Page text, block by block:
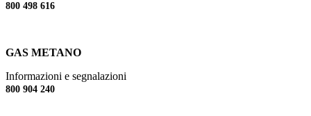
800 498 616
GAS METANO
Informazioni e segnalazioni
800 904 240